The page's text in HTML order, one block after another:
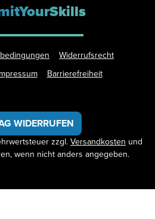
Widerrufsrecht
Barrierefreiheit
WIDERRUFEN
zzgl.Versandkosten und
wenn nicht anders angegeben.